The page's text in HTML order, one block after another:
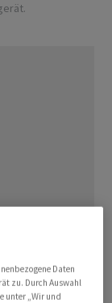
Daten
zu. Durch Auswahl
unter „Wir und